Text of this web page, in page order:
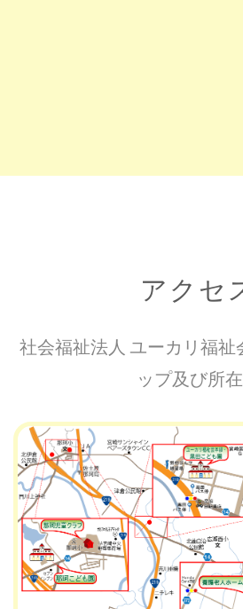
アクセ
社会福祉法人 ユーカリ福祉
ップ及び所